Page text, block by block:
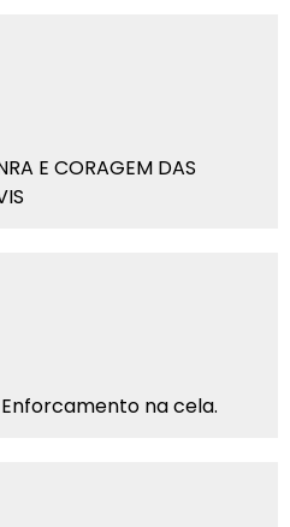
E CORAGEM DAS
na cela.